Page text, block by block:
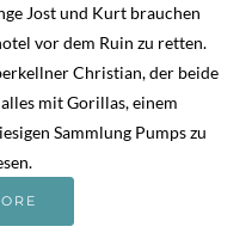
Jost und Kurt brauchen
vor dem Ruin zu retten.
Christian, der beide
mit Gorillas, einem
Sammlung Pumps zu